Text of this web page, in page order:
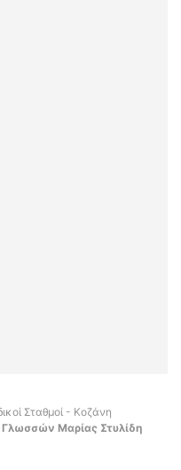
Σταθμοί - Κοζάνη
Μαρίας Στυλίδη